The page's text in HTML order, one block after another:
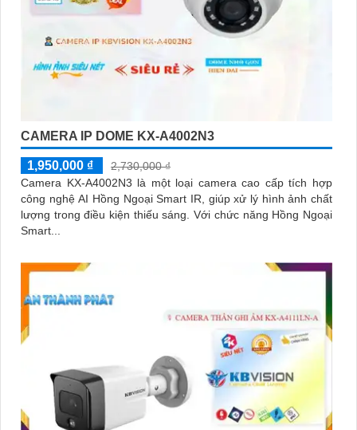
CAMERA IP DOME KX-A4002N3
1,950,000 ₫
2,730,000 ₫
Camera KX-A4002N3 là một loại camera cao cấp tích hợp
công nghệ AI Hồng Ngoại Smart IR, giúp xử lý hình ảnh chất
lượng trong điều kiện thiếu sáng. Với chức năng Hồng Ngoại
Smart...